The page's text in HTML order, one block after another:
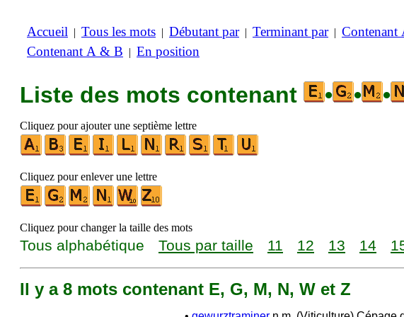
Accueil | Tous les mots | Débutant par| Terminant par| Contenant
Contenant A & B | En position
Liste des mots contenant • • •
Cliquez pour ajouter une septième lettre
Cliquez pour enlever une lettre
Cliquez pour changer la taille des mots
Tous alphabétique Tous par taille 11 12 13 14
Il y a 8 mots contenant E, G, M, N, W et Z